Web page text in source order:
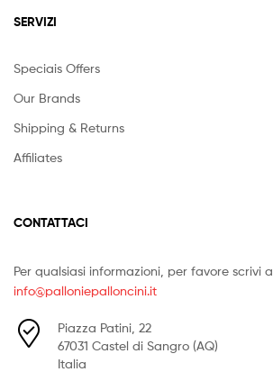
SERVIZI
Speciais Offers
Our Brands
Shipping & Returns
Affiliates
CONTATTACI
Per qualsiasi informazioni, per favore scrivi a
info@palloniepalloncini.it
Piazza Patini, 22
67031 Castel di Sangro (AQ)
Italia